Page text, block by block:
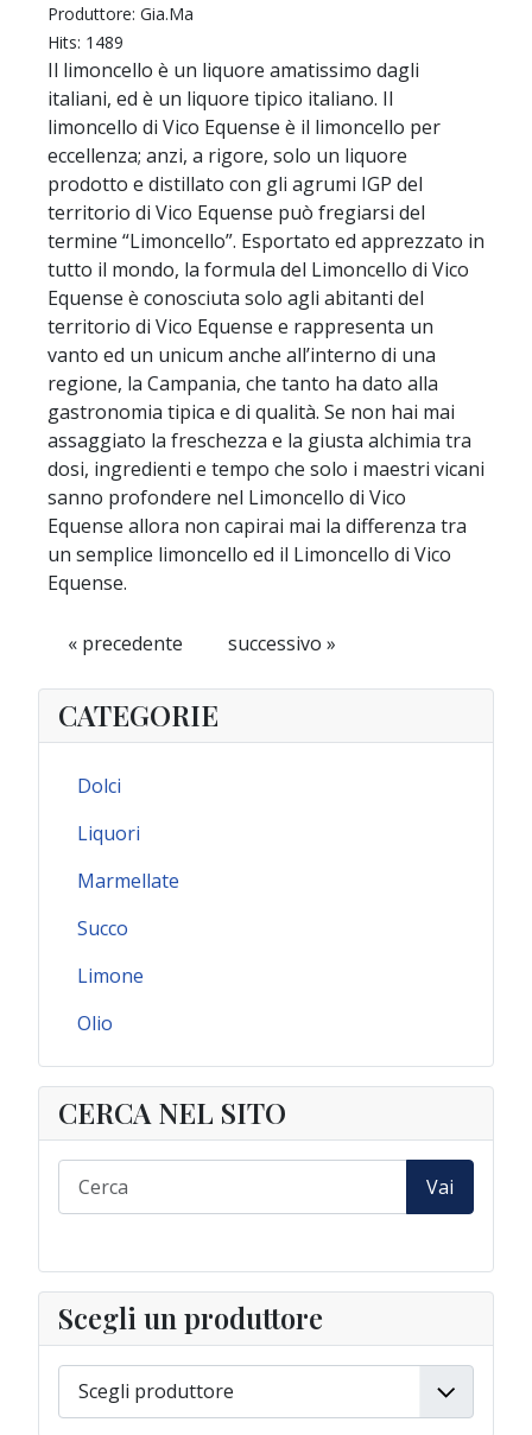
Produttore: Gia.Ma
Hits: 1489
Il limoncello è un liquore amatissimo dagli
italiani, ed è un liquore tipico italiano. Il
limoncello di Vico Equense è il limoncello per
eccellenza; anzi, a rigore, solo un liquore
prodotto e distillato con gli agrumi IGP del
territorio di Vico Equense può fregiarsi del
termine “Limoncello”. Esportato ed apprezzato in
tutto il mondo, la formula del Limoncello di Vico
Equense è conosciuta solo agli abitanti del
territorio di Vico Equense e rappresenta un
vanto ed un unicum anche all’interno di una
regione, la Campania, che tanto ha dato alla
gastronomia tipica e di qualità. Se non hai mai
assaggiato la freschezza e la giusta alchimia tra
dosi, ingredienti e tempo che solo i maestri vicani
sanno profondere nel Limoncello di Vico
Equense allora non capirai mai la differenza tra
un semplice limoncello ed il Limoncello di Vico
Equense.
« precedente successivo »
CATEGORIE
Dolci
Liquori
Marmellate
Succo
Limone
Olio
CERCA NEL SITO
Vai
Scegli un produttore